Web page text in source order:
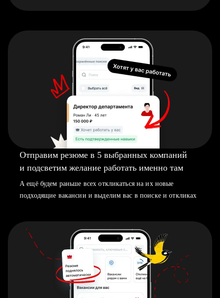
Отправим резюме в 5 выбранных компаний
и подсветим желание работать именно там
А ещё будем раньше всех откликаться на их новые
подходящие вакансии и выделим вас в поиске и откликах